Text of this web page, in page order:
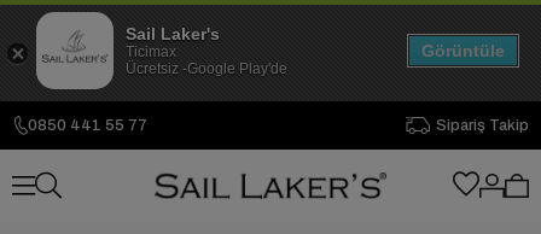
0850 441 55 77 Sipariş Takip
Sail Laker's
Ticimax
Ücretsiz -Google Play'de
Görüntüle